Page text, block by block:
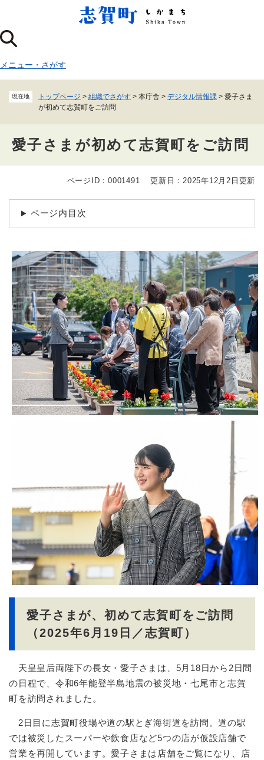
ジ
の
頭
で
メニューを飛ばして本文へ
メニュー ・ さがす
現在地 トップページ > 組織でさがす > 本庁舎 > デジタル情報課 > 愛子さま
が初めて志賀町をご訪問
愛子さまが初めて志賀町をご訪問
文
ページID：0001491 更新日：2025年12月2日更新
ページ内目次
愛子さまが、初めて志賀町をご訪問
（2025年6月19日／志賀町）
天皇皇后両陛下の長女・愛子さまは、5月18日から2日間
の日程で、令和6年能登半島地震の被災地・七尾市と志賀
町を訪問されました。
2日目に志賀町役場や道の駅とぎ海街道を訪問。道の駅
では被災したスーパーや飲食店など5つの店が仮設店舗で
営業を再開しています。愛子さまは店舗をご覧になり、店